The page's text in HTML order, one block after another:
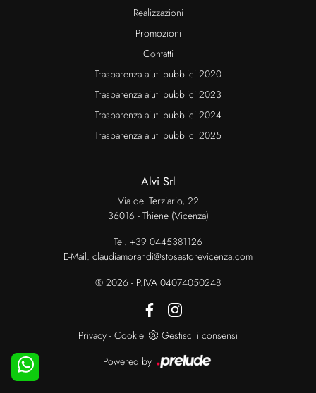
Realizzazioni
Promozioni
Contatti
Trasparenza aiuti pubblici 2020
Trasparenza aiuti pubblici 2023
Trasparenza aiuti pubblici 2024
Trasparenza aiuti pubblici 2025
Alvi Srl
Via del Terziario, 22
36016 - Thiene (Vicenza)
Tel. +39 0445381126
E-Mail. claudiamorandi@stosastorevicenza.com
® 2026 - P.IVA 04074050248
Privacy - Cookie
Gestisci i consensi
Powered by